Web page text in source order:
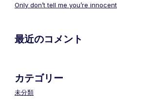
Only don’t tell me you’re innocent
最近のコメント
カテゴリー
未分類